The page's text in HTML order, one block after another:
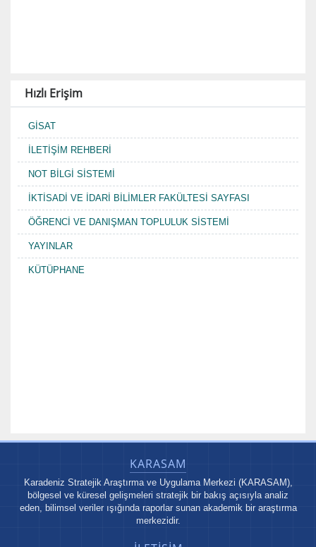
Hızlı Erişim
GİSAT
İLETİŞİM REHBERİ
NOT BİLGİ SİSTEMİ
İKTİSADİ VE İDARİ BİLİMLER FAKÜLTESİ SAYFASI
ÖĞRENCİ VE DANIŞMAN TOPLULUK SİSTEMİ
YAYINLAR
KÜTÜPHANE
KARASAM
Karadeniz Stratejik Araştırma ve Uygulama Merkezi (KARASAM),
bölgesel ve küresel gelişmeleri stratejik bir bakış açısıyla analiz
eden, bilimsel veriler ışığında raporlar sunan akademik bir araştırma
merkezidir.